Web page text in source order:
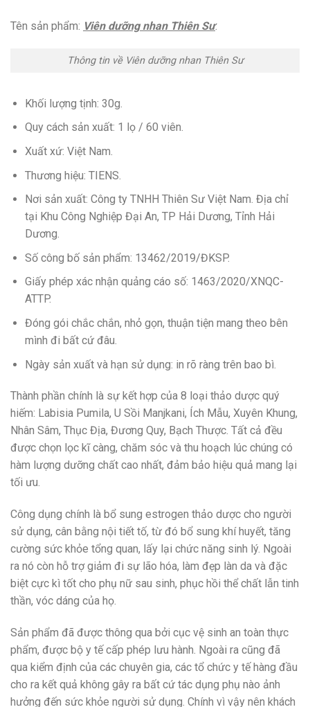
Tên sản phẩm: Viên dưỡng nhan Thiên Sư.
Thông tin về Viên dưỡng nhan Thiên Sư
Khối lượng tịnh: 30g.
Quy cách sản xuất: 1 lọ / 60 viên.
Xuất xứ: Việt Nam.
Thương hiệu: TIENS.
Nơi sản xuất: Công ty TNHH Thiên Sư Việt Nam. Địa chỉ
tại Khu Công Nghiệp Đại An, TP Hải Dương, Tỉnh Hải
Dương.
Số công bố sản phẩm: 13462/2019/ĐKSP.
Giấy phép xác nhận quảng cáo số: 1463/2020/XNQC-
ATTP.
Đóng gói chắc chắn, nhỏ gọn, thuận tiện mang theo bên
mình đi bất cứ đâu.
Ngày sản xuất và hạn sử dụng: in rõ ràng trên bao bì.
Thành phần chính là sự kết hợp của 8 loại thảo dược quý
hiếm: Labisia Pumila, U Sồi Manjkani, Ích Mẫu, Xuyên Khung,
Nhân Sâm, Thục Địa, Đương Quy, Bạch Thược. Tất cả đều
được chọn lọc kĩ càng, chăm sóc và thu hoạch lúc chúng có
hàm lượng dưỡng chất cao nhất, đảm bảo hiệu quả mang lại
tối ưu.
Công dụng chính là bổ sung estrogen thảo dược cho người
sử dụng, cân bằng nội tiết tố, từ đó bổ sung khí huyết, tăng
cường sức khỏe tổng quan, lấy lại chức năng sinh lý. Ngoài
ra nó còn hỗ trợ giảm đi sự lão hóa, làm đẹp làn da và đặc
biệt cực kì tốt cho phụ nữ sau sinh, phục hồi thể chất lẫn tinh
thần, vóc dáng của họ.
Sản phẩm đã được thông qua bởi cục vệ sinh an toàn thực
phẩm, được bộ y tế cấp phép lưu hành. Ngoài ra cũng đã
qua kiểm định của các chuyên gia, các tổ chức y tế hàng đầu
cho ra kết quả không gây ra bất cứ tác dụng phụ nào ảnh
hưởng đến sức khỏe người sử dụng. Chính vì vậy nên khách